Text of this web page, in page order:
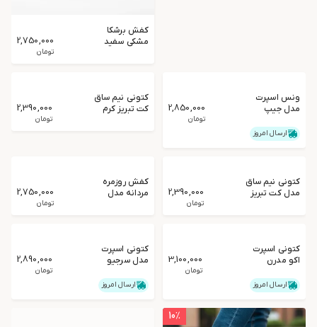
کفش برشکا
مشکی سفید
2,750,000
تومان
ونس اسپرت
مدل جیپ
2,850,000
تومان
ارسال امروز
کتونی نیم ساق
کت تبریز کرم
2,390,000
تومان
کتونی نیم ساق
مدل کت تبریز
2,390,000
تومان
کفش روزمره
مردانه مدل
2,750,000
تومان
کتونی اسپرت
اکو مدرن
3,100,000
تومان
ارسال امروز
کتونی اسپرت
مدل سرجیو
2,890,000
تومان
ارسال امروز
10٪